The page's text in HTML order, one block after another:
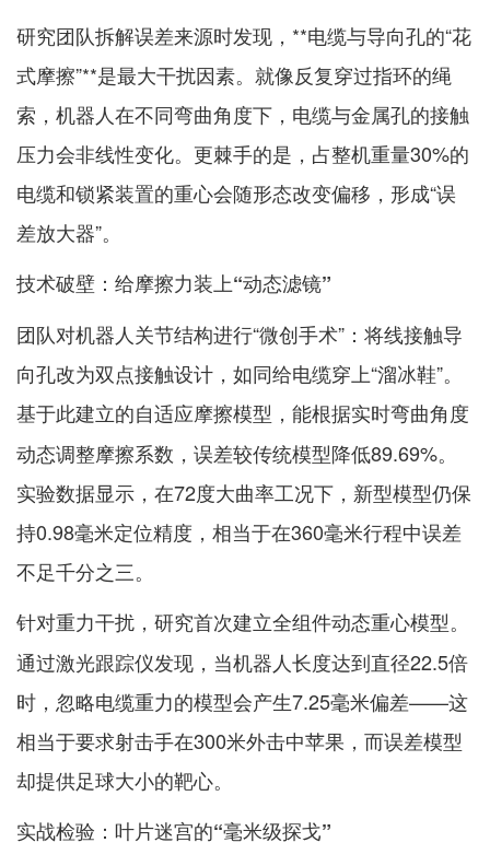
研究团队拆解误差来源时发现，**电缆与导向孔的“花
式摩擦”**是最大干扰因素。就像反复穿过指环的绳
索，机器人在不同弯曲角度下，电缆与金属孔的接触
压力会非线性变化。更棘手的是，占整机重量30%的
电缆和锁紧装置的重心会随形态改变偏移，形成“误
差放大器”。
技术破壁：给摩擦力装上“动态滤镜”
团队对机器人关节结构进行“微创手术”：将线接触导
向孔改为双点接触设计，如同给电缆穿上“溜冰鞋”。
基于此建立的自适应摩擦模型 ，能根据实时弯曲角度
动态调整摩擦系数，误差较传统模型降低89.69%。
实验数据显示，在72度大曲率工况下，新型模型仍保
持0.98毫米定位精度，相当于在360毫米行程中误差
不足千分之三。
针对重力干扰，研究首次建立全组件动态重心模型。
通过激光跟踪仪发现，当机器人长度达到直径22.5倍
时，忽略电缆重力的模型会产生7.25毫米偏差——这
相当于要求射击手在300米外击中苹果，而误差模型
却提供足球大小的靶心。
实战检验：叶片迷宫的“毫米级探戈”